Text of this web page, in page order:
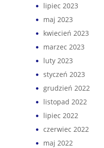
lipiec 2023
maj 2023
kwiecień 2023
marzec 2023
luty 2023
styczeń 2023
grudzień 2022
listopad 2022
lipiec 2022
czerwiec 2022
maj 2022